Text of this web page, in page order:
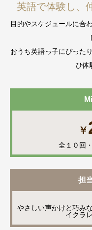
英語で体験し、
目的やスケジュールに合
おうち英語っ子にぴった
ひ体
￥
全１０回
担
やさしい声かけと巧み
イクラ